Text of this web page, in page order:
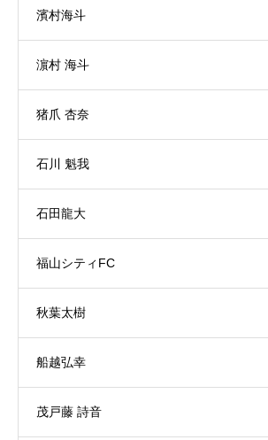
濱村海斗
濵村 海斗
猪爪 杏奈
石川 魁我
石田龍大
福山シティFC
秋葉太樹
船越弘幸
茂戸藤 詩音